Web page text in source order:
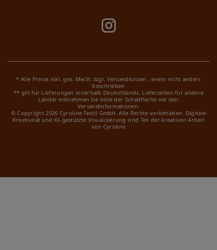
* Alle Preise inkl. ges. MwSt. zzgl. Versandkosten , wenn nicht anders
beschrieben
** gilt für Lieferungen innerhalb Deutschlands, Lieferzeiten für andere
Länder entnehmen Sie bitte der Schaltfläche mit den
Versandinformationen.
© Copyright 2026 Cyroline Textil GmbH. Alle Rechte vorbehalten. Digitale
Kreativität und KI-gestützte Visualisierung sind Teil der kreativen Arbeit
von Cyroline